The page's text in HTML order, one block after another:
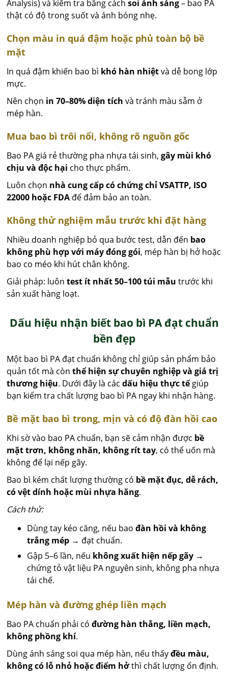
Analysis) và kiểm tra bằng cáchsoi ánh sáng– bao PA
thật có độ trong suốt và ánh bóng nhẹ.
Chọn màu in quá đậm hoặc phủ toàn bộ bề
mặt
In quá đậm khiến bao bì khó hàn nhiệtvà dễ bong lớp
mực.
Nên chọn in 70–80% diện tích và tránh màu sẫm ở
mép hàn.
Mua bao bì trôi nổi, không rõ nguồn gốc
Bao PA giá rẻ thường pha nhựa tái sinh,gây mùi khó
chịu và độc hại cho thực phẩm.
Luôn chọn nhà cung cấp có chứng chỉ VSATTP, ISO
22000 hoặc FDA để đảm bảo an toàn.
Không thử nghiệm mẫu trước khi đặt hàng
Nhiều doanh nghiệp bỏ qua bước test, dẫn đến bao
không phù hợp với máy đóng gói, mép hàn bị hở hoặc
bao co méo khi hút chân không.
Giải pháp: luôntest ít nhất 50–100 túi mẫu trước khi
sản xuất hàng loạt.
Dấu hiệu nhận biết bao bì PA đạt chuẩn
bền đẹp
Một bao bì PA đạt chuẩn không chỉ giúp sản phẩm bảo
quản tốt mà cònthể hiện sự chuyên nghiệp và giá trị
thương hiệu. Dưới đây là cácdấu hiệu thực tếgiúp
bạn kiểm tra chất lượng bao bì PA ngay khi nhận hàng.
Bề mặt bao bì trong, mịn và có độ đàn hồi cao
Khi sờ vào bao PA chuẩn, bạn sẽ cảm nhận được bề
mặt trơn, không nhăn, không rít tay, có thể uốn mà
không để lại nếp gãy.
Bao bì kém chất lượng thường có bề mặt đục, dễ rách,
có vệt dính hoặc mùi nhựa hăng.
Cách thử:
Dùng tay kéo căng, nếu baođàn hồi và không
trắng mép → đạt chuẩn.
Gập 5–6 lần, nếu không xuất hiện nếp gãy →
chứng tỏ vật liệu PA nguyên sinh, không pha nhựa
tái chế.
Mép hàn và đường ghép liền mạch
Bao PA chuẩn phải cóđường hàn thẳng, liền mạch,
không phồng khí.
Dùng ánh sáng soi qua mép hàn, nếu thấyđều màu,
không có lỗ nhỏ hoặc điểm hởthì chất lượng ổn định.